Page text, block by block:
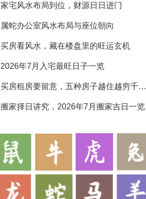
家宅风水布局到位，财源日日进门
属蛇办公室风水布局与座位朝向
买房看风水，藏在楼盘里的旺运玄机
2026年7月入宅最旺日子一览
买房租房要留意，五种房子越住越穷千万别选
搬家择日讲究，2026年7月搬家吉日一览